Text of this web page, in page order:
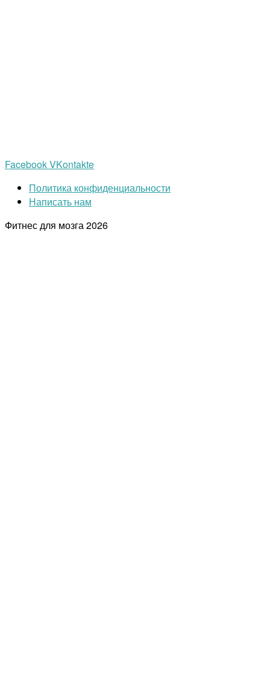
FacebookVKontakte
Политика конфиденциальности
Написать нам
Фитнес для мозга2026